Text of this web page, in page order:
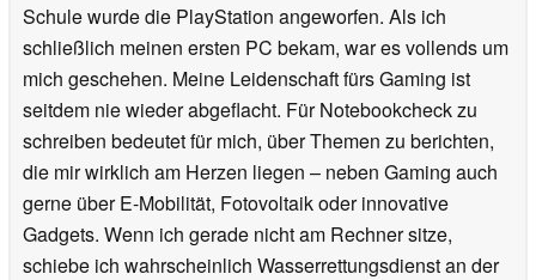
Schule wurde die PlayStation angeworfen. Als ich
schließlich meinen ersten PC bekam, war es vollends um
mich geschehen. Meine Leidenschaft fürs Gaming ist
seitdem nie wieder abgeflacht. Für Notebookcheck zu
schreiben bedeutet für mich, über Themen zu berichten,
die mir wirklich am Herzen liegen – neben Gaming auch
gerne über E-Mobilität, Fotovoltaik oder innovative
Gadgets. Wenn ich gerade nicht am Rechner sitze,
schiebe ich wahrscheinlich Wasserrettungsdienst an der